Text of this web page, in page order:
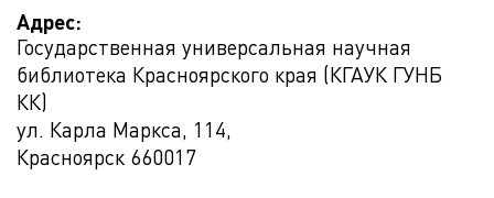
Адрес:
Государственная универсальная научная
библиотека Красноярского края (КГАУК ГУНБ
КК)
ул. Карла Маркса, 114,
Красноярск 660017